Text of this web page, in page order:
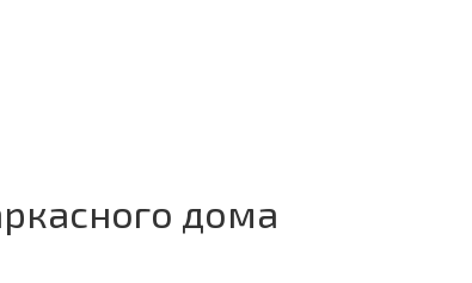
дома